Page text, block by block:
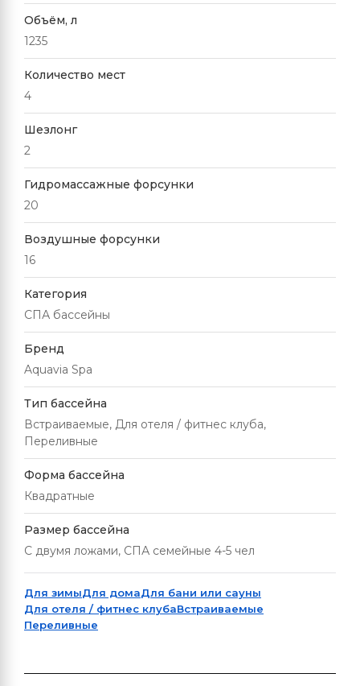
Объём, л
1235
Количество мест
4
Шезлонг
2
Гидромассажные форсунки
20
Воздушные форсунки
16
Категория
СПА бассейны
Бренд
Aquavia Spa
Тип бассейна
Встраиваемые, Для отеля / фитнес клуба,
Переливные
Форма бассейна
Квадратные
Размер бассейна
С двумя ложами, СПА семейные 4-5 чел
Для зимыДля домаДля бани или сауны
Для отеля / фитнес клубаВстраиваемые
Переливные